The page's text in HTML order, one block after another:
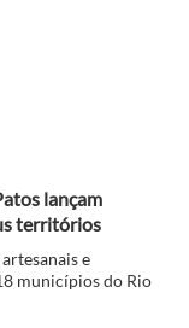
lançam
territórios
e
municípios do Rio